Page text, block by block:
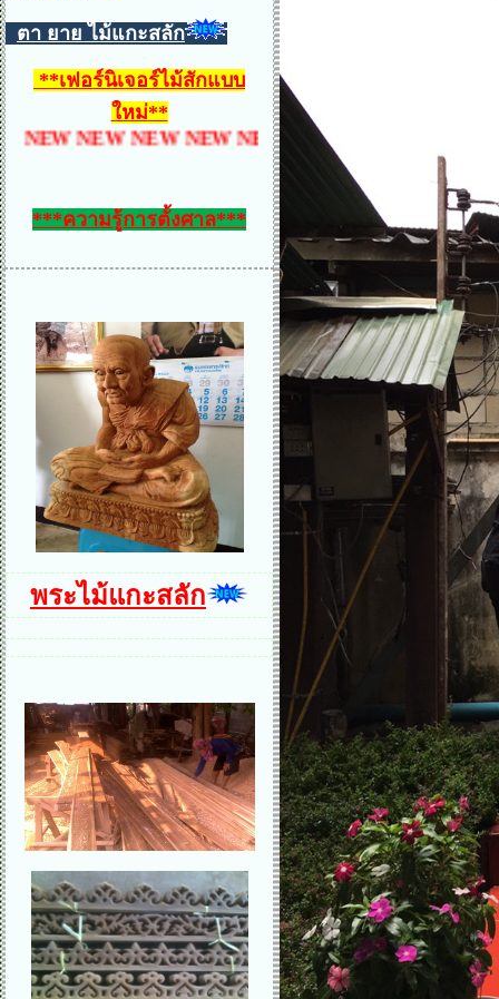
ตา ยาย ไม้แกะสลัก
**เฟอร์นิเจอร์ไม้สักแบบ
ใหม่**
NEW NEW NEW NEW NEW NEW NEW NEW
***ความรู้การตั้งศาล***
พระไม้แกะสลัก